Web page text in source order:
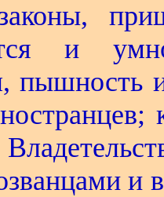
и
пышность
и